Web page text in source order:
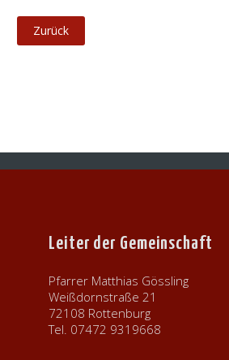
Leiter der Gemeinschaft
Pfarrer Matthias Gössling
Weißdornstraße 21
72108 Rottenburg
Tel. 07472 9319668